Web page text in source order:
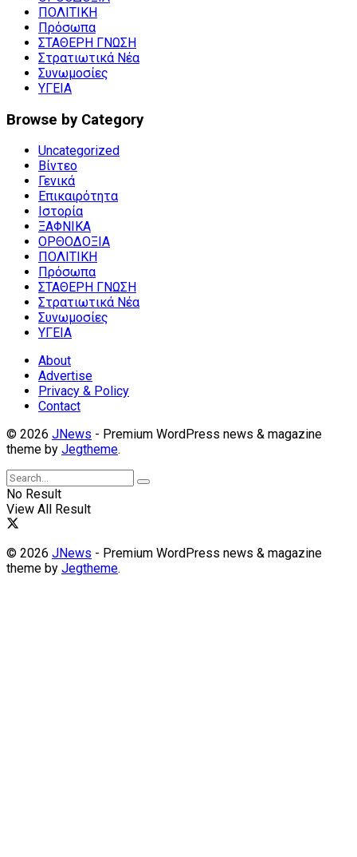
ΠΟΛΙΤΙΚΗ
Πρόσωπα
ΣΤΑΘΕΡΗ ΓΝΩΣΗ
Στρατιωτικά Νέα
Συνωμοσίες
ΥΓΕΙΑ
Browse by Category
Uncategorized
Βίντεο
Γενικά
Επικαιρότητα
Ιστορία
ΞΑΦΝΙΚΑ
ΟΡΘΟΔΟΞΙΑ
ΠΟΛΙΤΙΚΗ
Πρόσωπα
ΣΤΑΘΕΡΗ ΓΝΩΣΗ
Στρατιωτικά Νέα
Συνωμοσίες
ΥΓΕΙΑ
About
Advertise
Privacy & Policy
Contact
© 2026 JNews - Premium WordPress news & magazine
theme by Jegtheme.
No Result
View All Result
© 2026 JNews - Premium WordPress news & magazine
theme by Jegtheme.